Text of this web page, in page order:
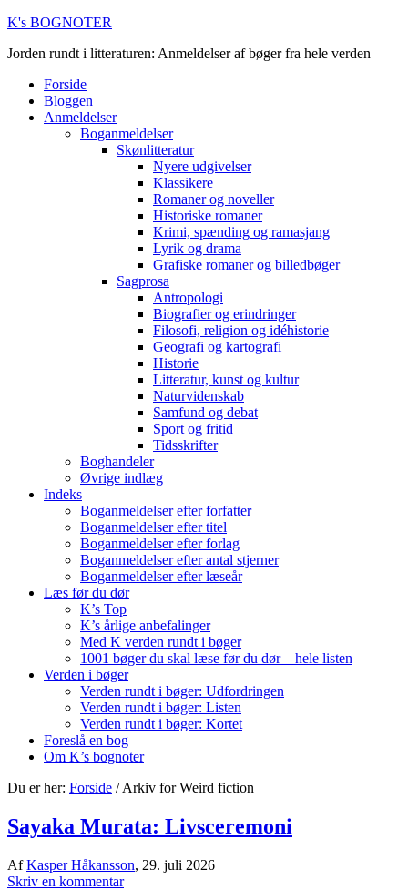
K's BOGNOTER
Jorden rundt i litteraturen: Anmeldelser af bøger fra hele verden
Forside
Bloggen
Anmeldelser
Boganmeldelser
Skønlitteratur
Nyere udgivelser
Klassikere
Romaner og noveller
Historiske romaner
Krimi, spænding og ramasjang
Lyrik og drama
Grafiske romaner og billedbøger
Sagprosa
Antropologi
Biografier og erindringer
Filosofi, religion og idéhistorie
Geografi og kartografi
Historie
Litteratur, kunst og kultur
Naturvidenskab
Samfund og debat
Sport og fritid
Tidsskrifter
Boghandeler
Øvrige indlæg
Indeks
Boganmeldelser efter forfatter
Boganmeldelser efter titel
Boganmeldelser efter forlag
Boganmeldelser efter antal stjerner
Boganmeldelser efter læseår
Læs før du dør
K’s Top
K’s årlige anbefalinger
Med K verden rundt i bøger
1001 bøger du skal læse før du dør – hele listen
Verden i bøger
Verden rundt i bøger: Udfordringen
Verden rundt i bøger: Listen
Verden rundt i bøger: Kortet
Foreslå en bog
Om K’s bognoter
Du er her: Forside /Arkiv for Weird fiction
Sayaka Murata: Livsceremoni
AfKasper Håkansson, 29. juli 2026
Skriv en kommentar